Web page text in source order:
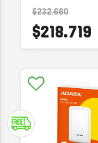
$232.680
$218.719